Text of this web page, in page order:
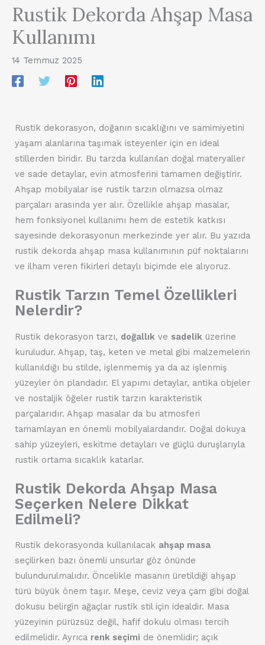
Rustik Dekorda Ahşap Masa
Kullanımı
14 Temmuz 2025
Rustik dekorasyon, doğanın sıcaklığını ve samimiyetini
yaşam alanlarına taşımak isteyenler için en ideal
stillerden biridir. Bu tarzda kullanılan doğal materyaller
ve sade detaylar, evin atmosferini tamamen değiştirir.
Ahşap mobilyalar ise rustik tarzın olmazsa olmaz
parçaları arasında yer alır. Özellikle ahşap masalar,
hem fonksiyonel kullanımı hem de estetik katkısı
sayesinde dekorasyonun merkezinde yer alır. Bu yazıda
rustik dekorda ahşap masa kullanımının püf noktalarını
ve ilham veren fikirleri detaylı biçimde ele alıyoruz.
Rustik Tarzın Temel Özellikleri
Nelerdir?
Rustik dekorasyon tarzı, doğallık ve sadelik üzerine
kuruludur. Ahşap, taş, keten ve metal gibi malzemelerin
kullanıldığı bu stilde, işlenmemiş ya da az işlenmiş
yüzeyler ön plandadır. El yapımı detaylar, antika objeler
ve nostaljik öğeler rustik tarzın karakteristik
parçalarıdır. Ahşap masalar da bu atmosferi
tamamlayan en önemli mobilyalardandır. Doğal dokuya
sahip yüzeyleri, eskitme detayları ve güçlü duruşlarıyla
rustik ortama sıcaklık katarlar.
Rustik Dekorda Ahşap Masa
Seçerken Nelere Dikkat
Edilmeli?
Rustik dekorasyonda kullanılacak ahşap masa
seçilirken bazı önemli unsurlar göz önünde
bulundurulmalıdır. Öncelikle masanın üretildiği ahşap
türü büyük önem taşır. Meşe, ceviz veya çam gibi doğal
dokusu belirgin ağaçlar rustik stil için idealdir. Masa
yüzeyinin pürüzsüz değil, hafif dokulu olması tercih
edilmelidir. Ayrıca renk seçimi de önemlidir; açık